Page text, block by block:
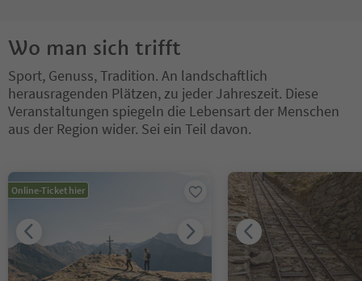
Wo man sich trifft
Sport, Genuss, Tradition. An landschaftlich
herausragenden Plätzen, zu jeder Jahreszeit. Diese
Veranstaltungen spiegeln die Lebensart der Menschen
aus der Region wider. Sei ein Teil davon.
Online-Ticket hier